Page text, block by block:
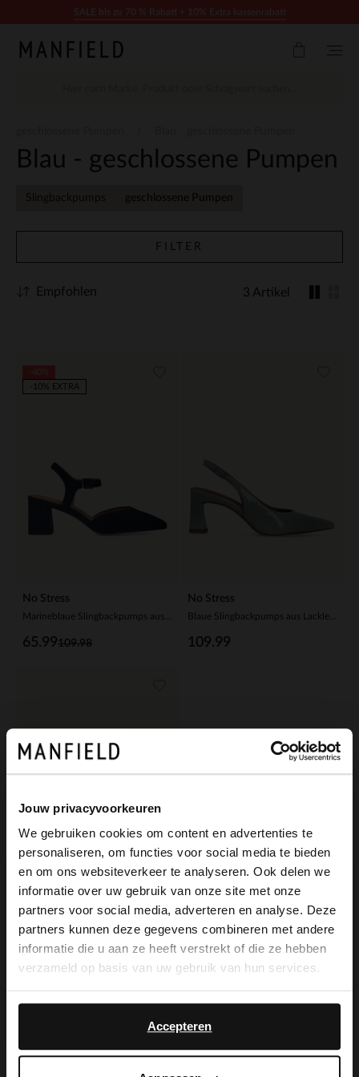
Jouw privacyvoorkeuren
We gebruiken cookies om content en advertenties te
personaliseren, om functies voor social media te bieden
en om ons websiteverkeer te analyseren. Ook delen we
informatie over uw gebruik van onze site met onze
partners voor social media, adverteren en analyse. Deze
partners kunnen deze gegevens combineren met andere
informatie die u aan ze heeft verstrekt of die ze hebben
verzameld op basis van uw gebruik van hun services.
Accepteren
Blau - geschlossene Pumpen
Slingbackpumps geschlossene Pumpen
FILTER
3 Artikel
Empfohlen
No Stress
109.98
65.99
-10% EXTRA
No Stress
109.99
No Stress
Marineblaue Lederpumps
99.99
×
View this website in English?
It looks like your language isn't Dutch. Would
you like to switch to English?
English